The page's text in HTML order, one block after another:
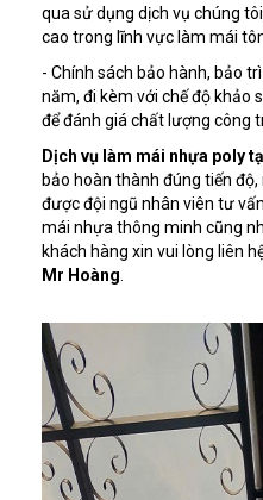
qua sử dụng dịch vụ chúng
cao trong lĩnh vực làm mái
- Chính sách bảo hành, bảo
năm, đi kèm với chế độ khảo
để đánh giá chất lượng công
Dịch vụ làm mái nhựa poly
bảo hoàn thành đúng tiến
được đội ngũ nhân viên tư
mái nhựa thông minh cũng
khách hàng xin vui lòng liên
Mr Hoàng